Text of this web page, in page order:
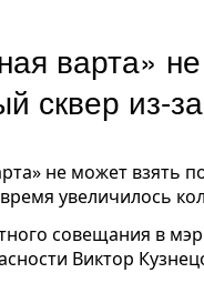
варта»
сквер из-
не может взять
увеличилось
совещания в
Виктор